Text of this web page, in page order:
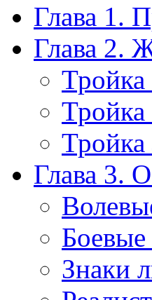
Глава 1.
Глава 2.
Глава 3.
Боевые
Знаки